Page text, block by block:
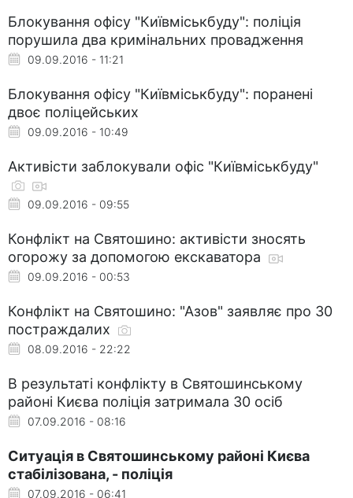
Блокування офісу "Київміськбуду": поліція
порушила два кримінальних провадження
09.09.2016 - 11:21
Блокування офісу "Київміськбуду": поранені
двоє поліцейських
09.09.2016 - 10:49
Активісти заблокували офіс "Київміськбуду"
09.09.2016 - 09:55
Конфлікт на Святошино: активісти зносять
огорожу за допомогою екскаватора
09.09.2016 - 00:53
Конфлікт на Святошино: "Азов" заявляє про 30
постраждалих
08.09.2016 - 22:22
В результаті конфлікту в Святошинському
районі Києва поліція затримала 30 осіб
07.09.2016 - 08:16
Ситуація в Святошинському районі Києва
стабілізована, - поліція
07.09.2016 - 06:41